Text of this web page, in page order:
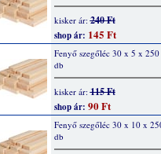
kisker ár:240 Ft
shop ár: 145 Ft
Fenyő szegőléc 30 x 5 x
db
kisker ár:115 Ft
shop ár: 90 Ft
Fenyő szegőléc 30 x 10 x
db